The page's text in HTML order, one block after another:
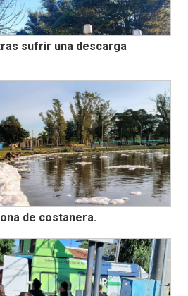
sufrir una descarga
de costanera.